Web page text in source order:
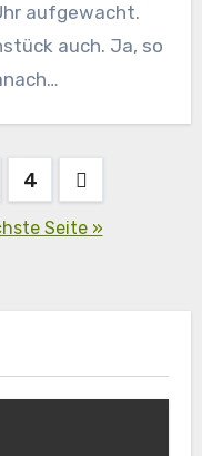
aufgewacht.
auch. Ja, so
4
Seite »